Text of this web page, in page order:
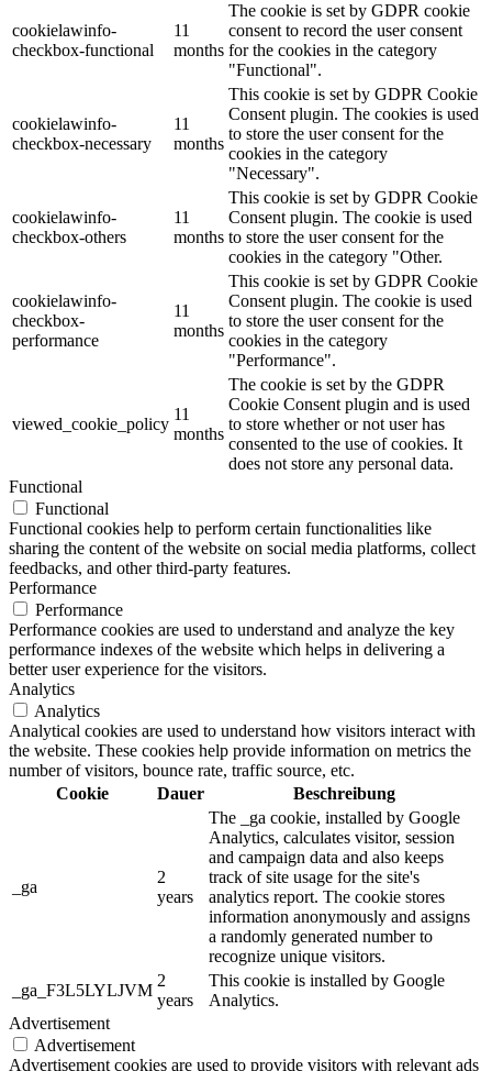
cookielawinfo-
checkbox-functional
11
months
The cookie is set by GDPR cookie
consent to record the user consent
for the cookies in the category
"Functional".
cookielawinfo-
checkbox-necessary
11
months
This cookie is set by GDPR Cookie
Consent plugin. The cookies is used
to store the user consent for the
cookies in the category
"Necessary".
cookielawinfo-
checkbox-others
11
months
This cookie is set by GDPR Cookie
Consent plugin. The cookie is used
to store the user consent for the
cookies in the category "Other.
cookielawinfo-
checkbox-
performance
11
months
This cookie is set by GDPR Cookie
Consent plugin. The cookie is used
to store the user consent for the
cookies in the category
"Performance".
viewed_cookie_policy
11
months
The cookie is set by the GDPR
Cookie Consent plugin and is used
to store whether or not user has
consented to the use of cookies. It
does not store any personal data.
Functional
Functional
Functional cookies help to perform certain functionalities like
sharing the content of the website on social media platforms, collect
feedbacks, and other third-party features.
Performance
Performance
Performance cookies are used to understand and analyze the key
performance indexes of the website which helps in delivering a
better user experience for the visitors.
Analytics
Analytics
Analytical cookies are used to understand how visitors interact with
the website. These cookies help provide information on metrics the
number of visitors, bounce rate, traffic source, etc.
Cookie
Dauer Beschreibung
_ga
2
years
The _ga cookie, installed by Google
Analytics, calculates visitor, session
and campaign data and also keeps
track of site usage for the site's
analytics report. The cookie stores
information anonymously and assigns
a randomly generated number to
recognize unique visitors.
_ga_F3L5LYLJVM
2
years
This cookie is installed by Google
Analytics.
Advertisement
Advertisement
Advertisement cookies are used to provide visitors with relevant ads